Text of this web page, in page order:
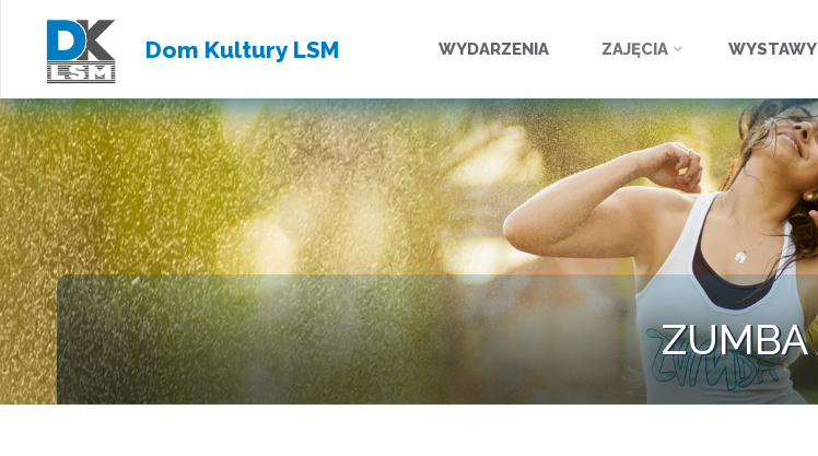
Dom Kultury LSM
treści
WYDARZENIA ZAJĘCIA WYSTAWY
ZUMBA